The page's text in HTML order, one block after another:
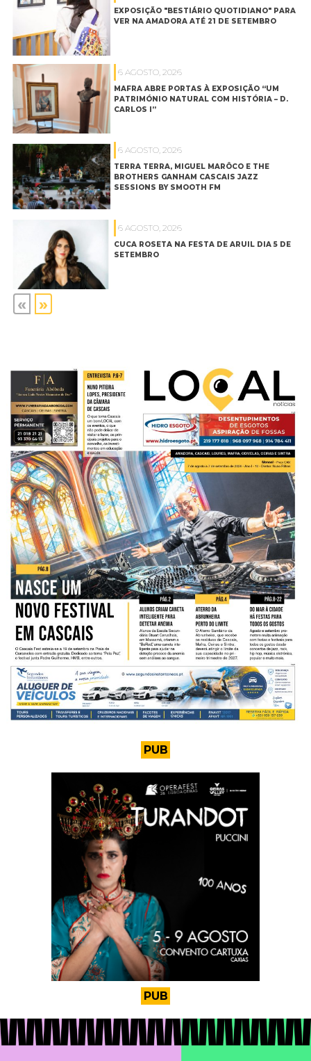
EXPOSIÇÃO "BESTIÁRIO QUOTIDIANO" PARA
VER NA AMADORA ATÉ 21 DE SETEMBRO
6 AGOSTO, 2026
MAFRA ABRE PORTAS À EXPOSIÇÃO “UM
PATRIMÓNIO NATURAL COM HISTÓRIA – D.
CARLOS I”
6 AGOSTO, 2026
TERRA TERRA, MIGUEL MARÔCO E THE
BROTHERS GANHAM CASCAIS JAZZ
SESSIONS BY SMOOTH FM
6 AGOSTO, 2026
CUCA ROSETA NA FESTA DE ARUIL DIA 5 DE
SETEMBRO
« »
PUB
PUB